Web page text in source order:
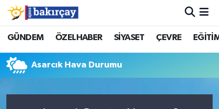
GÜNDEM ÖZELHABER SİYASET ÇEVRE
Asarcık Hava Durumu
İzmir Nöbetçi Eczaneler
İzmir Hava Durumu